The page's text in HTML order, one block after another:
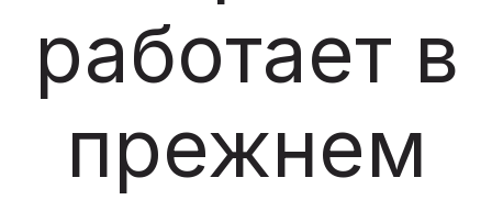
работает в
прежнем